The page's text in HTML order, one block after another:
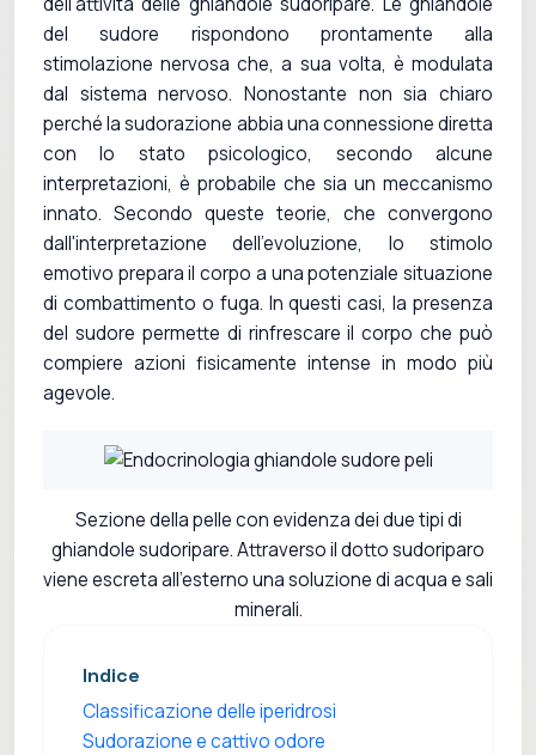
del sudore rispondono prontamente alla
stimolazione nervosa che, a sua volta, è modulata
dal sistema nervoso. Nonostante non sia chiaro
perché la sudorazione abbia una connessione diretta
con lo stato psicologico, secondo alcune
interpretazioni, è probabile che sia un meccanismo
innato. Secondo queste teorie, che convergono
dall'interpretazione dell'evoluzione, lo stimolo
emotivo prepara il corpo a una potenziale situazione
di combattimento o fuga. In questi casi, la presenza
del sudore permette di rinfrescare il corpo che può
compiere azioni fisicamente intense in modo più
agevole.
Sezione della pelle con evidenza dei due tipi di
ghiandole sudoripare. Attraverso il dotto sudoriparo
viene escreta all'esterno una soluzione di acqua e sali
minerali.
Indice
Classificazione delle iperidrosi
Sudorazione e cattivo odore